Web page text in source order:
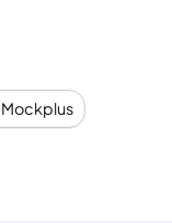
les prototypes. De
l’ensemble du
, tels que des
Mockplus